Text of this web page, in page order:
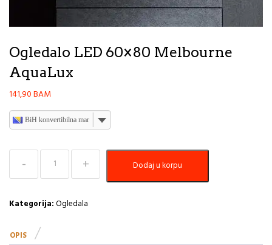
Ogledalo LED 60×80 Melbourne
AquaLux
141,90BAM
BiH konvertibilna marka
Ogledalo
60×80
AquaLux
Dodaj u korpu
Kategorija:Ogledala
OPIS